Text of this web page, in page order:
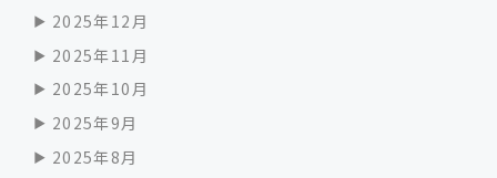
2025年12月
2025年11月
2025年10月
2025年9月
2025年8月